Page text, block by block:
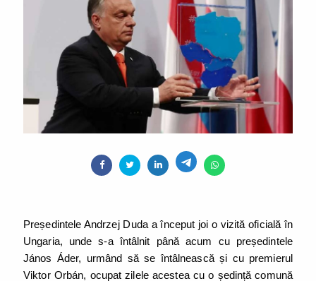
Președintele Andrzej Duda a început joi o vizită oficială în
Ungaria, unde s-a întâlnit până acum cu președintele
János Áder, urmând să se întâlnească și cu premierul
Viktor Orbán, ocupat zilele acestea cu o ședință comună